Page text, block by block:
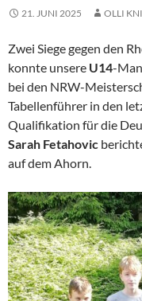
21. JUNI 2025 OLLI
Zwei Siege gegen den
konnte unsere U14-
bei den NRW-
Tabellenführer in den
Qualifikation für die
Sarah Fetahovic
auf dem Ahorn.